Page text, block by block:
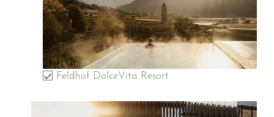
Feldhof DolceVita Resort